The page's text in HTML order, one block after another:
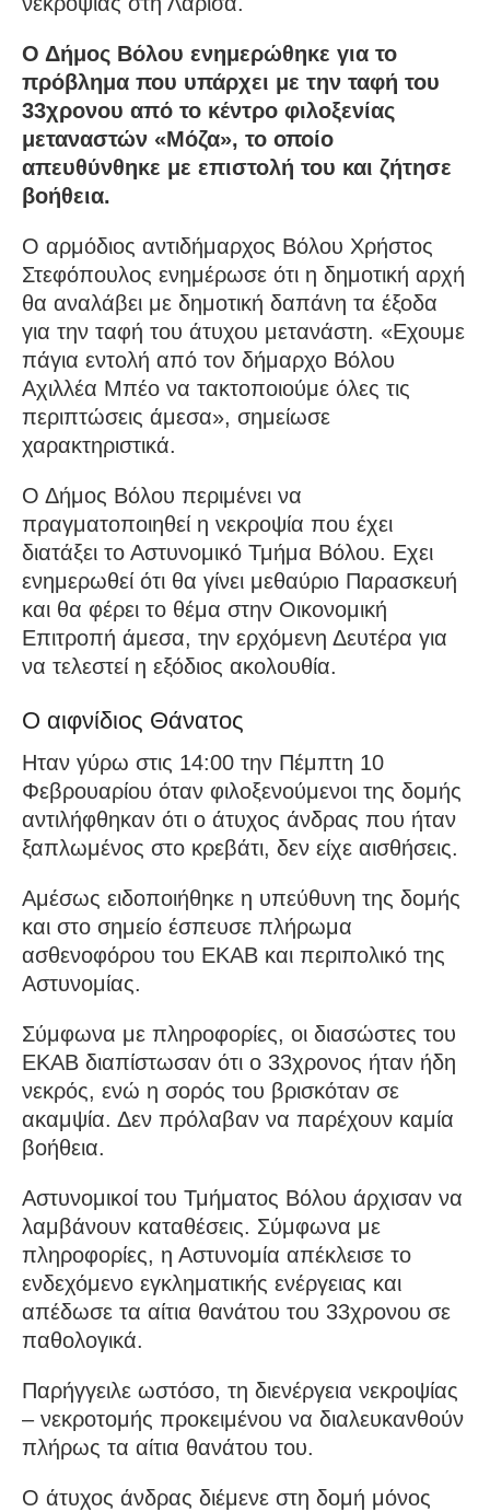
Ο Δήμος Βόλου ενημερώθηκε για το
πρόβλημα που υπάρχει με την ταφή του
33χρονου από το κέντρο φιλοξενίας
μεταναστών «Μόζα», το οποίο
απευθύνθηκε με επιστολή του και ζήτησε
βοήθεια.
Ο αρμόδιος αντιδήμαρχος Βόλου Χρήστος
Στεφόπουλος ενημέρωσε ότι η δημοτική αρχή
θα αναλάβει με δημοτική δαπάνη τα έξοδα
για την ταφή του άτυχου μετανάστη. «Εχουμε
πάγια εντολή από τον δήμαρχο Βόλου
Αχιλλέα Μπέο να τακτοποιούμε όλες τις
περιπτώσεις άμεσα», σημείωσε
χαρακτηριστικά.
Ο Δήμος Βόλου περιμένει να
πραγματοποιηθεί η νεκροψία που έχει
διατάξει το Αστυνομικό Τμήμα Βόλου. Εχει
ενημερωθεί ότι θα γίνει μεθαύριο Παρασκευή
και θα φέρει το θέμα στην Οικονομική
Επιτροπή άμεσα, την ερχόμενη Δευτέρα για
να τελεστεί η εξόδιος ακολουθία.
Ο αιφνίδιος Θάνατος
Ηταν γύρω στις 14:00 την Πέμπτη 10
Φεβρουαρίου όταν φιλοξενούμενοι της δομής
αντιλήφθηκαν ότι ο άτυχος άνδρας που ήταν
ξαπλωμένος στο κρεβάτι, δεν είχε αισθήσεις.
Αμέσως ειδοποιήθηκε η υπεύθυνη της δομής
και στο σημείο έσπευσε πλήρωμα
ασθενοφόρου του ΕΚΑΒ και περιπολικό της
Αστυνομίας.
Σύμφωνα με πληροφορίες, οι διασώστες του
ΕΚΑΒ διαπίστωσαν ότι ο 33χρονος ήταν ήδη
νεκρός, ενώ η σορός του βρισκόταν σε
ακαμψία. Δεν πρόλαβαν να παρέχουν καμία
βοήθεια.
Αστυνομικοί του Τμήματος Βόλου άρχισαν να
λαμβάνουν καταθέσεις. Σύμφωνα με
πληροφορίες, η Αστυνομία απέκλεισε το
ενδεχόμενο εγκληματικής ενέργειας και
απέδωσε τα αίτια θανάτου του 33χρονου σε
παθολογικά.
Παρήγγειλε ωστόσο, τη διενέργεια νεκροψίας
– νεκροτομής προκειμένου να διαλευκανθούν
πλήρως τα αίτια θανάτου του.
Ο άτυχος άνδρας διέμενε στη δομή μόνος